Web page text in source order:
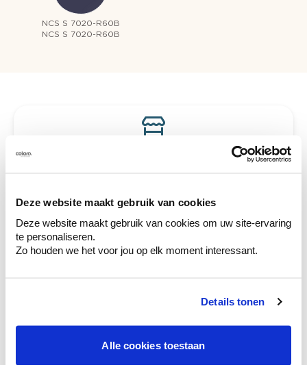
Deze website maakt gebruik van cookies
Deze website maakt gebruik van cookies om uw site-ervaring
te personaliseren.
Zo houden we het voor jou op elk moment interessant.
Details tonen
Alle cookies toestaan
NCS S 7020-R60B
NCS S 7020-R60B
Voyez votre couleur en magasin
Découvrez des échantillons de votre
Voyez les nuances assorties pour affiner
Obtenez des conseils personnalisés sur la
combinaison de couleurs.
Faites le tour de vos pièces avec l'expert